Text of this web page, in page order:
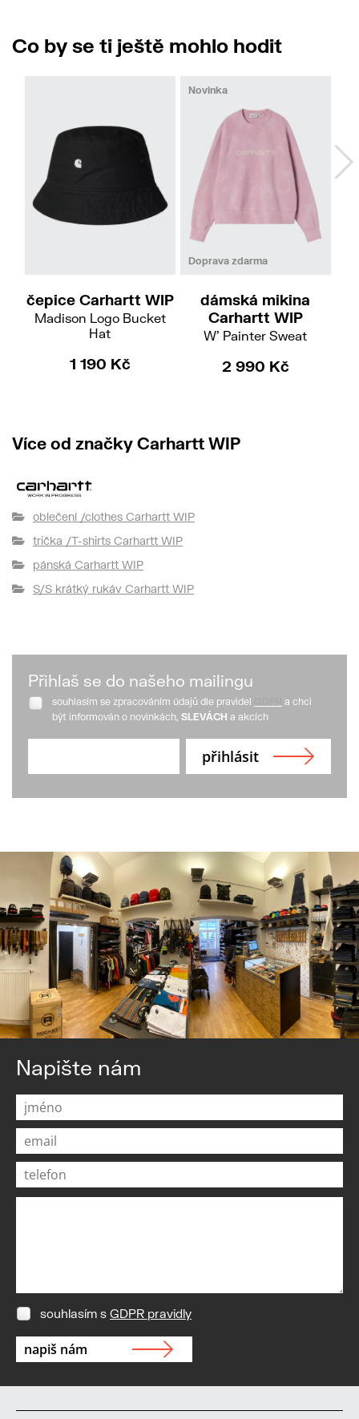
Co by se ti ještě mohlo hodit
čepice Carhartt WIP
Madison Logo Bucket
Hat
1 190 Kč
Doprava zdarma
Novinka
SM
dámská mikina
Carhartt WIP
W' Painter Sweat
2 990 Kč
Více od značky Carhartt WIP
oblečení /clothes Carhartt WIP
trička /T-shirts Carhartt WIP
pánská Carhartt WIP
S/S krátký rukáv Carhartt WIP
Přihlaš se do našeho mailingu
souhlasím se zpracováním údajů dle pravidel
a chci
být informován o novinkách, SLEVÁCH a akcích
Napište nám
souhlasím s GDPR pravidly